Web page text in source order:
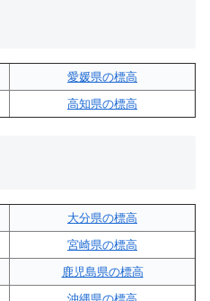
愛媛県の標高
高知県の標高
大分県の標高
宮崎県の標高
鹿児島県の標高